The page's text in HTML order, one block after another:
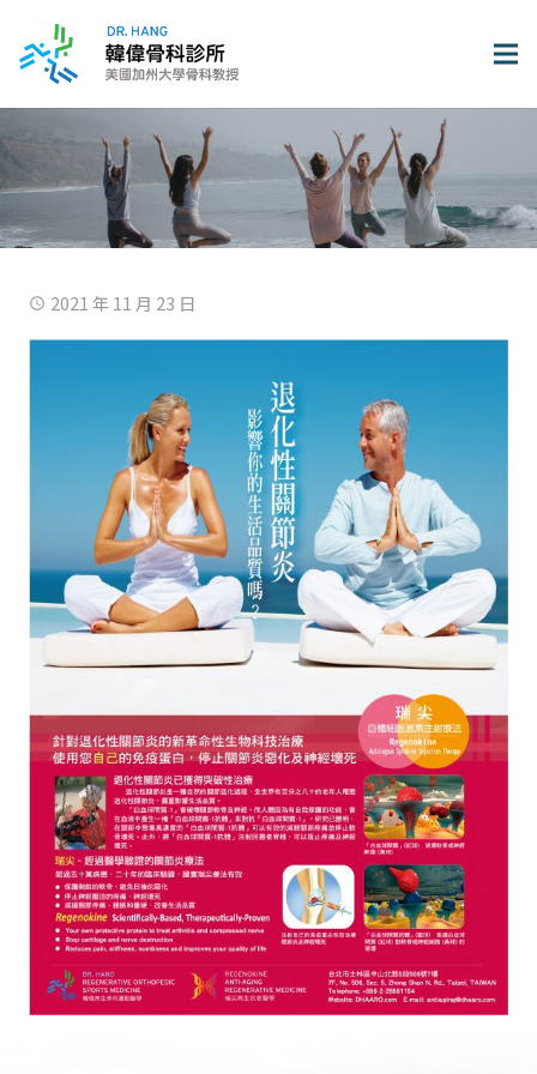
access_time 2021 年 11 月 23 日